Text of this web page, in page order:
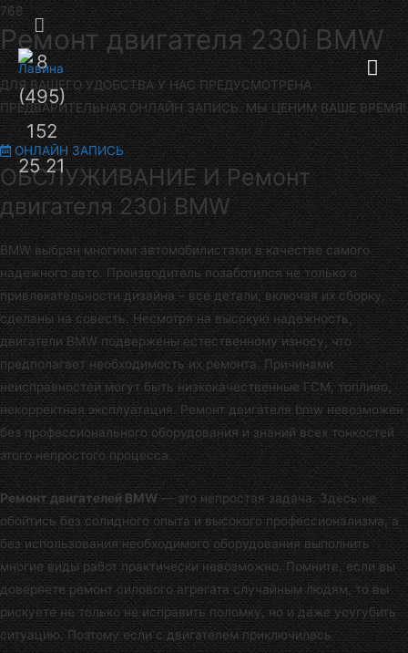
Секция
над
шапкой
8
(495)
152
25 21
Ремонт двигателя 230i BMW
ДЛЯ ВАШЕГО УДОБСТВА У НАС ПРЕДУСМОТРЕНА
ПРЕДВАРИТЕЛЬНАЯ ОНЛАЙН ЗАПИСЬ. МЫ ЦЕНИМ ВАШЕ ВРЕМЯ!
ОНЛАЙН ЗАПИСЬ
ОБСЛУЖИВАНИЕ И Ремонт
двигателя 230i BMW
BMW выбран многими автомобилистами в качестве самого
надежного авто. Производитель позаботился не только о
привлекательности дизайна – все детали, включая их сборку,
сделаны на совесть. Несмотря на высокую надежность,
двигатели BMW подвержены естественному износу, что
предполагает необходимость их ремонта. Причинами
неисправностей могут быть низкокачественные ГСМ, топливо,
некорректная эксплуатация. Ремонт двигателя bmw невозможен
без профессионального оборудования и знаний всех тонкостей
этого непростого процесса.
Ремонт двигателей BMW— это непростая задача. Здесь не
обойтись без солидного опыта и высокого профессионализма, а
без использования необходимого оборудования выполнить
многие виды работ практически невозможно. Помните, если вы
доверяете ремонт силового агрегата случайным людям, то вы
рискуете не только не исправить поломку, но и даже усугубить
ситуацию. Поэтому если с двигателем приключилась